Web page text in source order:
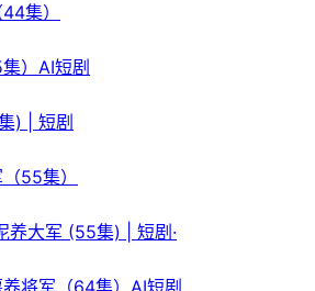
集）
）AI短剧
) | 短剧
55集）
养大军 (55集) | 短剧·
将军（64集）AI短剧